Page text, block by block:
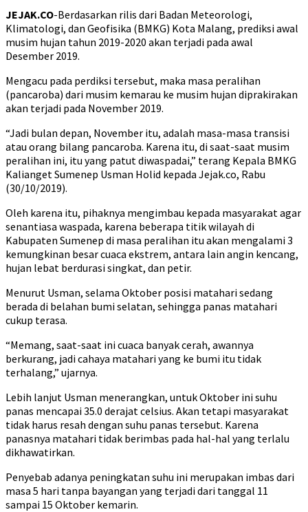
JEJAK.CO-Berdasarkan rilis dari Badan Meteorologi,
Klimatologi, dan Geofisika (BMKG) Kota Malang, prediksi awal
musim hujan tahun 2019-2020 akan terjadi pada awal
Desember 2019.
Mengacu pada perdiksi tersebut, maka masa peralihan
(pancaroba) dari musim kemarau ke musim hujan diprakirakan
akan terjadi pada November 2019.
“Jadi bulan depan, November itu, adalah masa-masa transisi
atau orang bilang pancaroba. Karena itu, di saat-saat musim
peralihan ini, itu yang patut diwaspadai,” terang Kepala BMKG
Kalianget Sumenep Usman Holid kepada Jejak.co, Rabu
(30/10/2019).
Oleh karena itu, pihaknya mengimbau kepada masyarakat agar
senantiasa waspada, karena beberapa titik wilayah di
Kabupaten Sumenep di masa peralihan itu akan mengalami 3
kemungkinan besar cuaca ekstrem, antara lain angin kencang,
hujan lebat berdurasi singkat, dan petir.
Menurut Usman, selama Oktober posisi matahari sedang
berada di belahan bumi selatan, sehingga panas matahari
cukup terasa.
“Memang, saat-saat ini cuaca banyak cerah, awannya
berkurang, jadi cahaya matahari yang ke bumi itu tidak
terhalang,” ujarnya.
Lebih lanjut Usman menerangkan, untuk Oktober ini suhu
panas mencapai 35.0 derajat celsius. Akan tetapi masyarakat
tidak harus resah dengan suhu panas tersebut. Karena
panasnya matahari tidak berimbas pada hal-hal yang terlalu
dikhawatirkan.
Penyebab adanya peningkatan suhu ini merupakan imbas dari
masa 5 hari tanpa bayangan yang terjadi dari tanggal 11
sampai 15 Oktober kemarin.